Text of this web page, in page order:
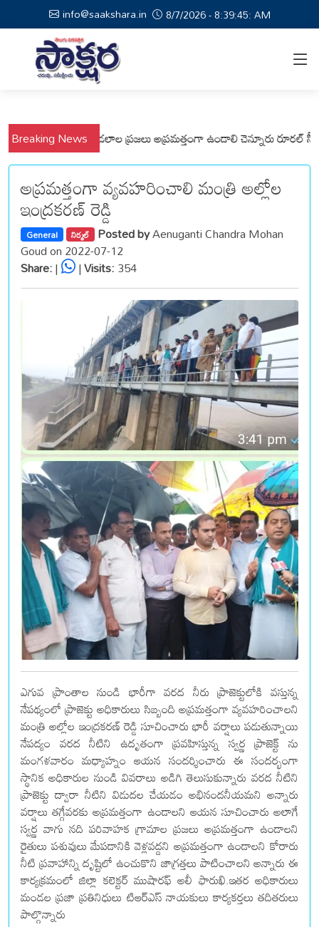
info@saakshara.in 8/7/2026 - 8:39:46: AM
Breaking News
వేమనపల్లి మండలాల ప్రజలు అప్రమత్తంగా ఉండాలి చెన్నూరు రూరల్ సీఐ ఆర్.
అప్రమత్తంగా వ్యవహరించాలి మంత్రి అల్లోల
ఇంద్రకరణ్ రెడ్డి
General నిర్మల్ Posted byAenuganti Chandra Mohan
Goud on 2022-07-12
Share:| |Visits:354
ఎగువ ప్రాంతాల నుండి భారీగా వరద నీరు ప్రాజెక్టులోకి వస్తున్న
నేపథ్యంలో ప్రాజెక్టు అధికారులు సిబ్బంది అప్రమత్తంగా వ్యవహరించాలని
మంత్రి అల్లోల ఇంద్రకరణ్ రెడ్డి సూచించారు భారీ వర్షాలు పడుతున్నాయి
నేపద్యం వరద నీటిని ఉదృతంగా ప్రవహిస్తున్న స్వర్ణ ప్రాజెక్ట్ ను
మంగళవారం మధ్యాహ్నం ఆయన సందర్శించారు ఈ సందర్భంగా
స్థానిక అధికారుల నుండి వివరాలు అడిగి తెలుసుకున్నారు వరద నీటిని
ప్రాజెక్టు ద్వారా నీటిని విడుదల చేయడం అభినందనీయమని అన్నారు
వర్షాలు తగ్గేవరకు అప్రమత్తంగా ఉండాలని ఆయన సూచించారు అలాగే
స్వర్ణ వాగు నది పరివాహక గ్రామాల ప్రజలు అప్రమత్తంగా ఉండాలని
రైతులు పశువులు మేపడానికి వెళ్లవద్దని అప్రమత్తంగా ఉండాలని కోరారు
నీటి ప్రవాహాన్ని దృష్టిలో ఉంచుకొని జాగ్రత్తలు పాటించాలని అన్నారు ఈ
కార్యక్రమంలో జిల్లా కలెక్టర్ ముషారఫ్ అలీ ఫారుఖి.ఇతర అధికారులు
మండల ప్రజా ప్రతినిధులు టిఆర్ఎస్ నాయకులు కార్యకర్తలు తదితరులు
పాల్గొన్నారు